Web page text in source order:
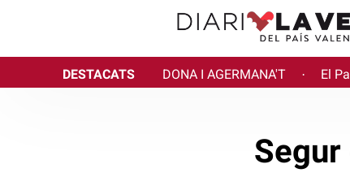
DESTACATS DONA I AGERMANA'T · El